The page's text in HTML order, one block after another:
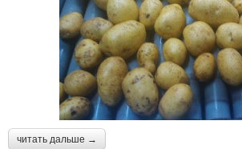
читать дальше →